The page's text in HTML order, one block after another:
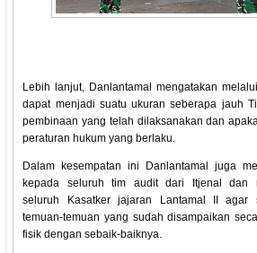
Lebih lanjut, Danlantamal mengatakan
dapat menjadi suatu ukuran seberapa jauh
pembinaan yang telah dilaksanakan dan
peraturan hukum yang berlaku.
Dalam kesempatan ini Danlantamal juga
kepada seluruh tim audit dari Itjenal dan
seluruh Kasatker jajaran Lantamal II agar
temuan-temuan yang sudah disampaikan
fisik dengan sebaik-baiknya.